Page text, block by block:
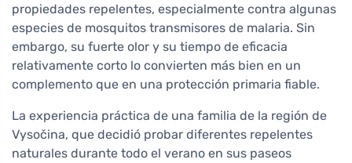
propiedades repelentes, especialmente contra algunas
especies de mosquitos transmisores de malaria. Sin
embargo, su fuerte olor y su tiempo de eficacia
relativamente corto lo convierten más bien en un
complemento que en una protección primaria fiable.
La experiencia práctica de una familia de la región de
Vysočina, que decidió probar diferentes repelentes
naturales durante todo el verano en sus paseos